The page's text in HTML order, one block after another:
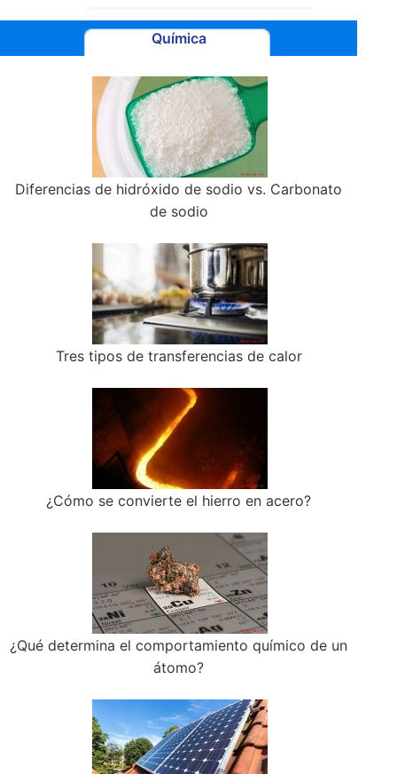
Química
Diferencias de hidróxido de sodio vs. Carbonato
de sodio
Tres tipos de transferencias de calor
¿Cómo se convierte el hierro en acero?
¿Qué determina el comportamiento químico de un
átomo?